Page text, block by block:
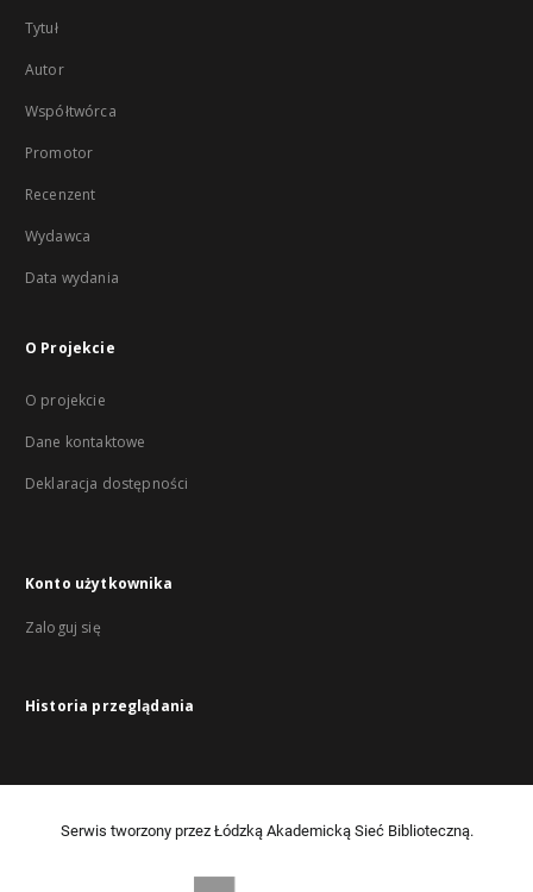
Tytuł
Autor
Współtwórca
Promotor
Recenzent
Wydawca
Data wydania
O Projekcie
O projekcie
Dane kontaktowe
Deklaracja dostępności
Konto użytkownika
Zaloguj się
Historia przeglądania
Serwis tworzony przez Łódzką Akademicką Sieć Biblioteczną.